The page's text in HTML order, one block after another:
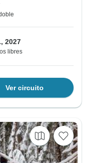
2027
libres
Ver circuito